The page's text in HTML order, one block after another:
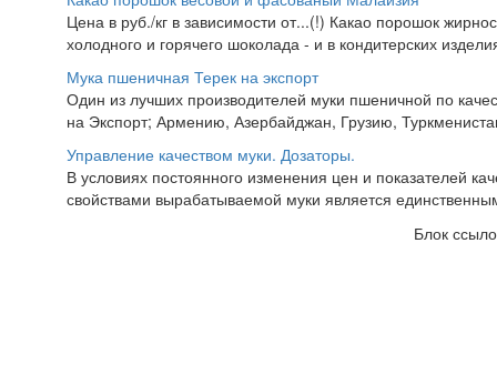
Цена в руб./кг в зависимости от...(!) Какао порошок
холодного и горячего шоколада - и в кондитерских
Мука пшеничная Терек на экспорт
Один из лучших производителей муки пшеничной по
на Экспорт; Армению, Азербайджан, Грузию,
Управление качеством муки. Дозаторы.
В условиях постоянного изменения цен и показателей
свойствами вырабатываемой муки является
Блок